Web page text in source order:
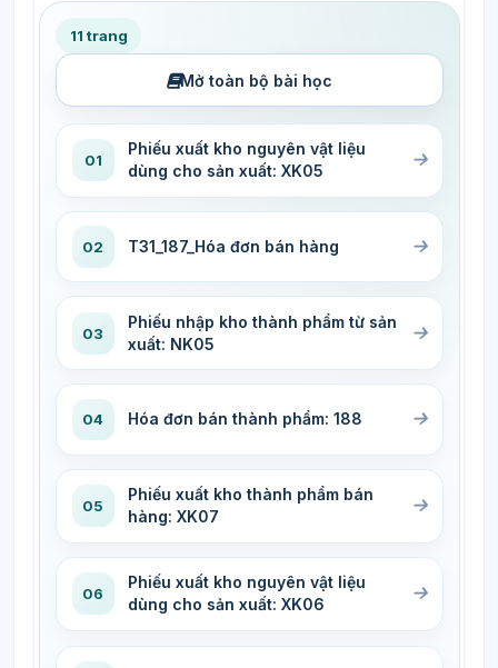
11 trang
Mở toàn bộ bài học
01
Phiếu xuất kho nguyên vật liệu
dùng cho sản xuất: XK05
02 T31_187_Hóa đơn bán hàng
03
Phiếu nhập kho thành phẩm từ sản
xuất: NK05
04 Hóa đơn bán thành phẩm: 188
05
Phiếu xuất kho thành phẩm bán
hàng: XK07
06
Phiếu xuất kho nguyên vật liệu
dùng cho sản xuất: XK06